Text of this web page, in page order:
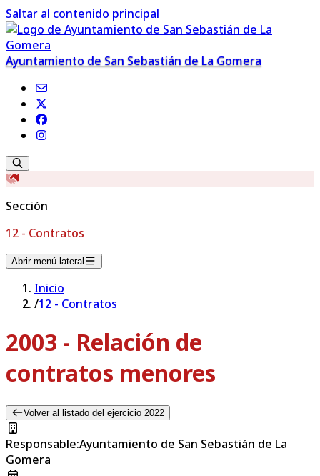
Saltar al contenido principal
Ayuntamiento de San Sebastián de La Gomera
Sección
12 - Contratos
Abrir menú lateral
Inicio
/12 - Contratos
2003 - Relación de
contratos menores
Volver al listado del ejercicio 2022
Responsable:Ayuntamiento de San Sebastián de La
Gomera